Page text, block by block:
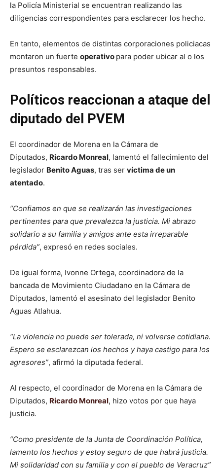
la Policía Ministerial se encuentran realizando las
diligencias correspondientes para esclarecer los hecho.
En tanto, elementos de distintas corporaciones policiacas
montaron un fuerte operativo para poder ubicar al o los
presuntos responsables.
Políticos reaccionan a ataque del
diputado del PVEM
El coordinador de Morena en la Cámara de
Diputados, Ricardo Monreal, lamentó el fallecimiento del
legislador Benito Aguas, tras ser víctima de un
atentado.
“Confiamos en que se realizarán las investigaciones
pertinentes para que prevalezca la justicia. Mi abrazo
solidario a su familia y amigos ante esta irreparable
pérdida”, expresó en redes sociales.
De igual forma, Ivonne Ortega, coordinadora de la
bancada de Movimiento Ciudadano en la Cámara de
Diputados, lamentó el asesinato del legislador Benito
Aguas Atlahua.
“La violencia no puede ser tolerada, ni volverse cotidiana.
Espero se esclarezcan los hechos y haya castigo para los
agresores”, afirmó la diputada federal.
Al respecto, el coordinador de Morena en la Cámara de
Diputados, Ricardo Monreal, hizo votos por que haya
justicia.
“Como presidente de la Junta de Coordinación Política,
lamento los hechos y estoy seguro de que habrá justicia.
Mi solidaridad con su familia y con el pueblo de Veracruz”